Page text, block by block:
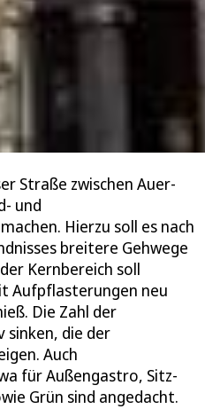
Straße zwischen Auer-
und
Hierzu soll es nach
breitere Gehwege
Kernbereich soll
Aufpflasterungen neu
Die Zahl der
sinken, die der
Auch
für Außengastro, Sitz-
Grün sind angedacht.